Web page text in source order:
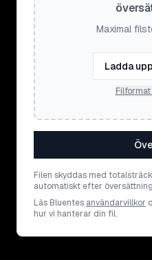
Maximal
Ladda
Filen skyddas med
automatiskt efter
Läs Bluentes användarvillkor
hur vi hanterar din fil.